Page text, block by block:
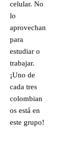
celular. No
lo
aprovechan
para
estudiar o
trabajar.
¡Uno de
cada tres
colombian
os está en
este grupo!